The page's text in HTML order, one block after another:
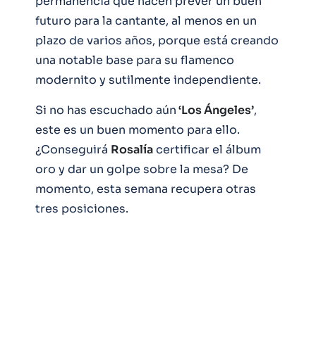
futuro para la cantante, al menos en un
plazo de varios años, porque está creando
una notable base para su flamenco
modernito y sutilmente independiente.
Si no has escuchado aún‘Los Ángeles’,
este es un buen momento para ello.
¿Conseguirá Rosalíacertificar el álbum
oro y dar un golpe sobre la mesa? De
momento, esta semana recupera otras
tres posiciones.